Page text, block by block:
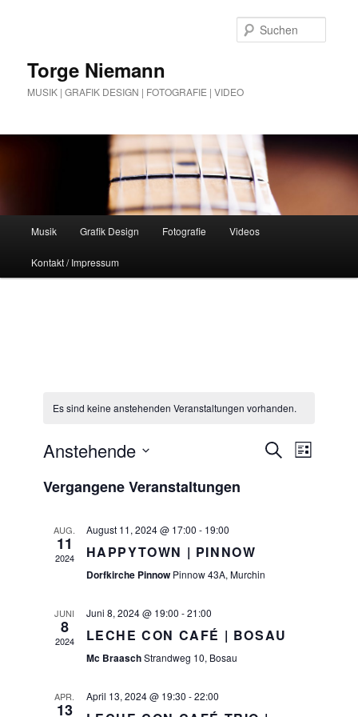
Torge Niemann
MUSIK | GRAFIK DESIGN | FOTOGRAFIE | VIDEO
Musik Grafik Design Fotografie Videos
Kontakt / Impressum
Es sind keine anstehenden Veranstaltungen vorhanden.
Veranstaltungen
Suche
SucheListe
Anstehende
wählen.
Vergangene Veranstaltungen
AUG.
11
2024
August 11, 2024 @ 17:00 - 19:00
HAPPYTOWN | PINNOW
Dorfkirche Pinnow Pinnow 43A, Murchin
JUNI
8
2024
Juni 8, 2024 @ 19:00 -21:00
LECHE CON CAFÉ | BOSAU
Mc BraaschStrandweg 10, Bosau
APR.
13
April 13, 2024 @ 19:30 -22:00